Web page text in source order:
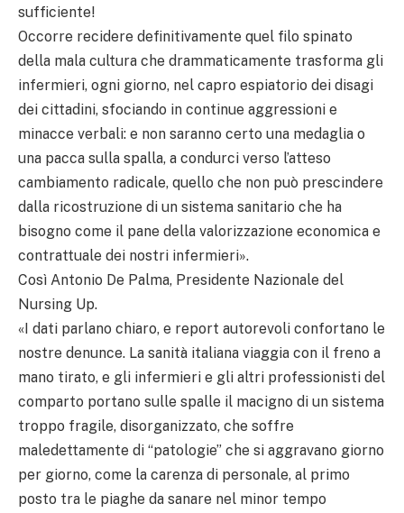
sufficiente!
Occorre recidere definitivamente quel filo spinato
della mala cultura che drammaticamente trasforma gli
infermieri, ogni giorno, nel capro espiatorio dei disagi
dei cittadini, sfociando in continue aggressioni e
minacce verbali: e non saranno certo una medaglia o
una pacca sulla spalla, a condurci verso l’atteso
cambiamento radicale, quello che non può prescindere
dalla ricostruzione di un sistema sanitario che ha
bisogno come il pane della valorizzazione economica e
contrattuale dei nostri infermieri».
Così Antonio De Palma, Presidente Nazionale del
Nursing Up.
«I dati parlano chiaro, e report autorevoli confortano le
nostre denunce. La sanità italiana viaggia con il freno a
mano tirato, e gli infermieri e gli altri professionisti del
comparto portano sulle spalle il macigno di un sistema
troppo fragile, disorganizzato, che soffre
maledettamente di “patologie” che si aggravano giorno
per giorno, come la carenza di personale, al primo
posto tra le piaghe da sanare nel minor tempo